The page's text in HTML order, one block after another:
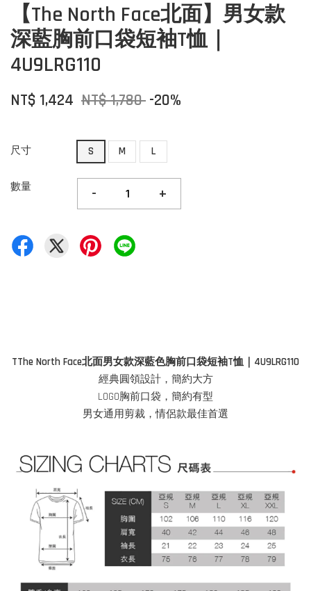
【The North Face北面】男女款
深藍胸前口袋短袖T恤｜
4U9LRG110
NT$ 1,424 NT$ 1,780 -20%
尺寸 S M L
數量 - +
TThe North Face北面男女款深藍色胸前口袋短袖T恤｜4U9LRG110
經典圓領設計，簡約大方
LOGO胸前口袋，簡約有型
男女通用剪裁，情侶款最佳首選